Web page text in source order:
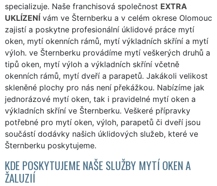
specializuje. Naše franchisová společnost EXTRA
UKLÍZENÍ vám ve Šternberku a v celém okrese Olomouc
zajistí a poskytne profesionální úklidové práce mytí
oken, mytí okenních rámů, mytí výkladních skříní a mytí
výloh. ve Šternberku provádíme mytí veškerých druhů a
tipů oken, mytí výloh a výkladních skříní včetně
okenních rámů, mytí dveří a parapetů. Jakákoli velikost
skleněné plochy pro nás není překážkou. Nabízíme jak
jednorázové mytí oken, tak i pravidelné mytí oken a
výkladních skříní ve Šternberku. Veškeré přípravky
potřebné pro mytí oken, výloh, parapetů či dveří jsou
součástí dodávky našich úklidových služeb, které ve
Šternberku poskytujeme.
KDE POSKYTUJEME NAŠE SLUŽBY MYTÍ OKEN A
ŽALUZIÍ